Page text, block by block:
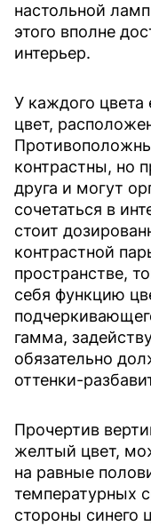
настольной
этого вполне
интерьер.
У каждого цвета
цвет,
контрастны, но
друга и могут
сочетаться в
стоит
контрастной
пространстве,
себя функцию
гамма,
обязательно
оттенки-
Прочертив
желтый цвет,
на равные
температурных
стороны синего